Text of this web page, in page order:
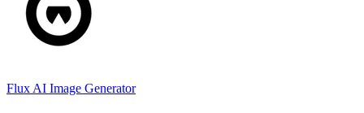
Flux AI Image Generator